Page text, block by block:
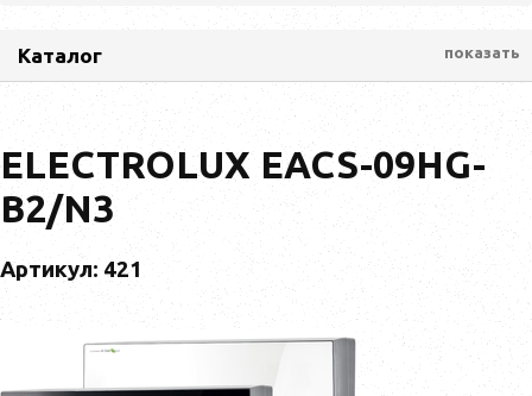
Каталог показать
ELECTROLUX EACS-09HG-
B2/N3
Артикул: 421